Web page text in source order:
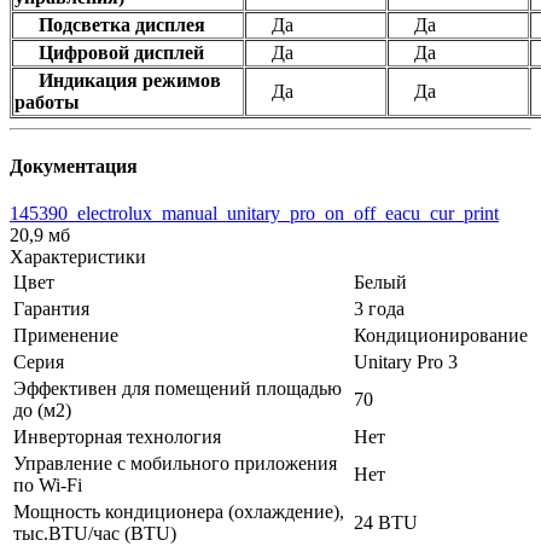
Подсветка дисплея Да Да
Цифровой дисплей
Да Да
Индикация режимов
работы
Да Да
Документация
145390_electrolux_manual_unitary_pro_on_off_eacu_cur_print
20,9 мб
Характеристики
Цвет
Белый
Гарантия
3 года
Применение
Кондиционирование
Серия
Unitary Pro 3
Эффективен для помещений площадью
до (м2)
70
Инверторная технология
Нет
Управление c мобильного приложения
по Wi-Fi
Нет
Мощность кондиционера (охлаждение),
тыс.BTU/час (BTU)
24 BTU